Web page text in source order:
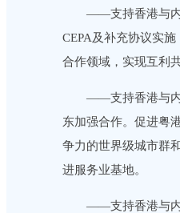
——支持香港与内
CEPA及补充协议实
合作领域，实现互利共
——支持香港与内
东加强合作。促进粤
争力的世界级城市群
进服务业基地。
——支持香港与内